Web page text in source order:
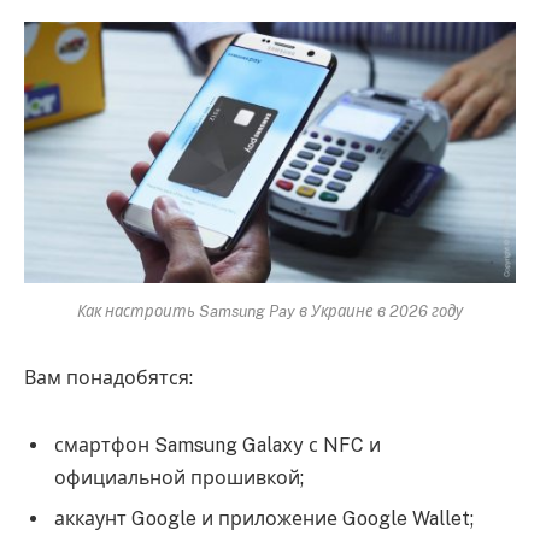
Как настроить Samsung Pay в Украине в 2026 году
Вам понадобятся:
смартфон Samsung Galaxy с NFC и
официальной прошивкой;
аккаунт Google и приложение Google Wallet;